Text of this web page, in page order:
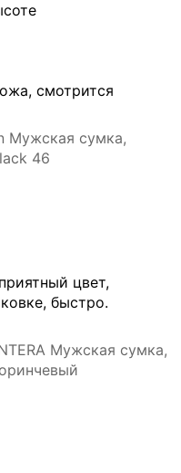
смотрится
Мужская сумка,
46
цвет,
быстро.
Мужская сумка,